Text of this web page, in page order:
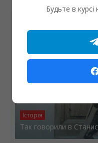
Історія
Так говорили в
Будьте в курсі